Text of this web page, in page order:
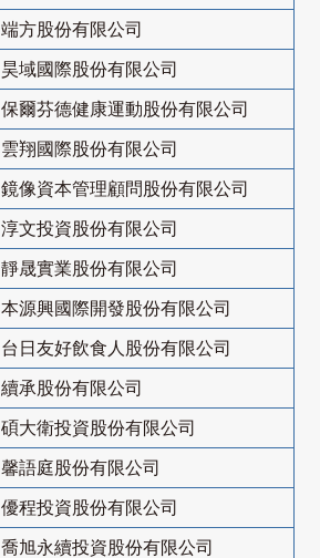
端方股份有限公司
昊域國際股份有限公司
保爾芬德健康運動股份有限公司
雲翔國際股份有限公司
鏡像資本管理顧問股份有限公司
淳文投資股份有限公司
靜晟實業股份有限公司
本源興國際開發股份有限公司
台日友好飲食人股份有限公司
續承股份有限公司
碩大衛投資股份有限公司
馨語庭股份有限公司
優程投資股份有限公司
喬旭永續投資股份有限公司